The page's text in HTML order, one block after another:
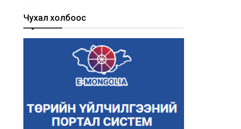
Чухал холбоос